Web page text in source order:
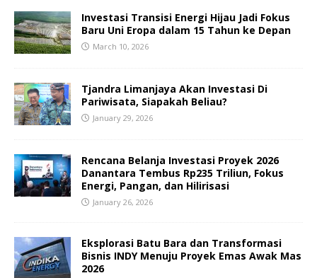
Investasi Transisi Energi Hijau Jadi Fokus
Baru Uni Eropa dalam 15 Tahun ke Depan
March 10, 2026
Tjandra Limanjaya Akan Investasi Di
Pariwisata, Siapakah Beliau?
January 29, 2026
Rencana Belanja Investasi Proyek 2026
Danantara Tembus Rp235 Triliun, Fokus
Energi, Pangan, dan Hilirisasi
January 26, 2026
Eksplorasi Batu Bara dan Transformasi
Bisnis INDY Menuju Proyek Emas Awak Mas
2026